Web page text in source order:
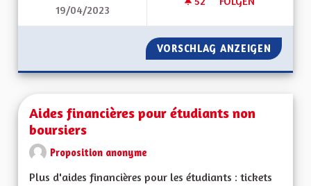
19/04/2023 AIDE AUX
VORSCHLAG ANZEIGEN AIDE
Aides financières pour étudiants non
boursiers
Proposition anonyme
Plus d'aides financières pour les étudiants : tickets